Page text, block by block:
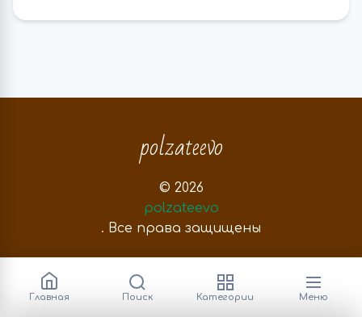
polzateevo
© 2026
polzateevo
. Все права защищены
Нашли ошибку? Выделите ее и нажмите:
CTRL+ENTER
Главная Поиск Категории Меню